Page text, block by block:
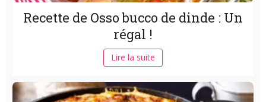
Recette de Osso bucco de dinde : Un
régal !
Lire la suite